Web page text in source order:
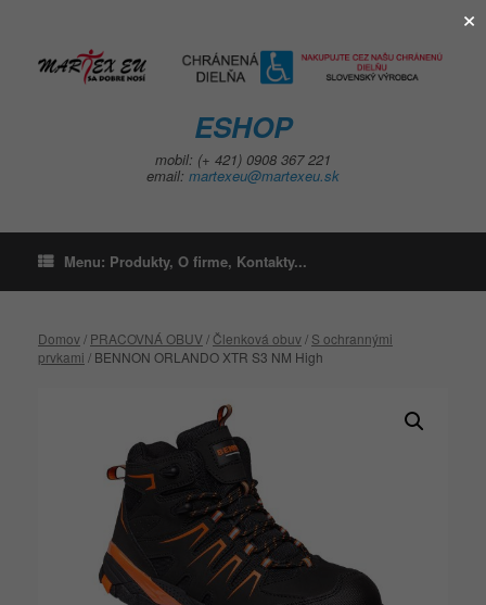
ESHOP
mobil: (+ 421) 0908 367 221
email: martexeu@martexeu.sk
Menu: Produkty, O firme, Kontakty...
Domov/ PRACOVNÁ OBUV/ Členková obuv/ S ochrannými
prvkami / BENNON ORLANDO XTR S3 NM High
×